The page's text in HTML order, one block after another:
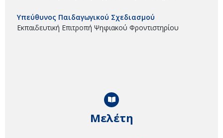
Μελέτη
Υπεύθυνος Παιδαγωγικού Σχεδιασμού
Εκπαιδευτική Επιτροπή Ψηφιακού Φροντιστηρίου